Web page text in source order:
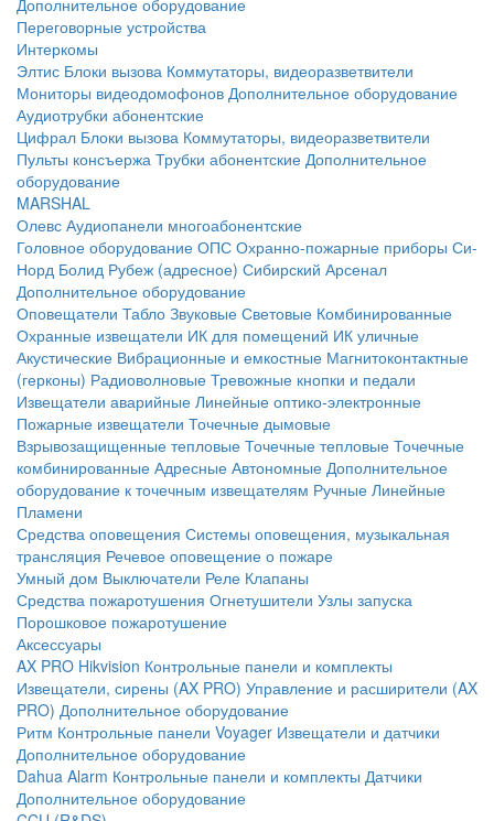
Дополнительное оборудование
Переговорные устройства
Интеркомы
Элтис Блоки вызова Коммутаторы, видеоразветвители
Мониторы видеодомофонов Дополнительное оборудование
Аудиотрубки абонентские
Цифрал Блоки вызова Коммутаторы, видеоразветвители
Пульты консъержа Трубки абонентские Дополнительное
оборудование
MARSHAL
Олевс Аудиопанели многоабонентские
Головное оборудование ОПС Охранно-пожарные приборы Си-
Норд Болид Рубеж (адресное) Сибирский Арсенал
Дополнительное оборудование
Оповещатели Табло Звуковые Световые Комбинированные
Охранные извещатели ИК для помещений ИК уличные
Акустические Вибрационные и емкостные Магнитоконтактные
(герконы) Радиоволновые Тревожные кнопки и педали
Извещатели аварийные Линейные оптико-электронные
Пожарные извещатели Точечные дымовые
Взрывозащищенные тепловые Точечные тепловые Точечные
комбинированные Адресные Автономные Дополнительное
оборудование к точечным извещателям Ручные Линейные
Пламени
Средства оповещения Системы оповещения, музыкальная
трансляция Речевое оповещение о пожаре
Умный дом Выключатели Реле Клапаны
Средства пожаротушения Огнетушители Узлы запуска
Порошковое пожаротушение
Аксессуары
AX PRO Hikvision Контрольные панели и комплекты
Извещатели, сирены (AX PRO) Управление и расширители (AX
PRO) Дополнительное оборудование
Ритм Контрольные панели Voyager Извещатели и датчики
Дополнительное оборудование
Dahua Alarm Контрольные панели и комплекты Датчики
Дополнительное оборудование